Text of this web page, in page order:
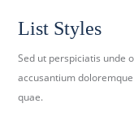
List Styles
Sed ut perspiciatis unde
accusantium
quae.